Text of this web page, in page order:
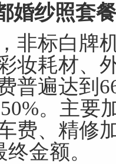
婚纱照套
非标白牌
妆耗材、
普遍达到
。主要
费、精修
金额。